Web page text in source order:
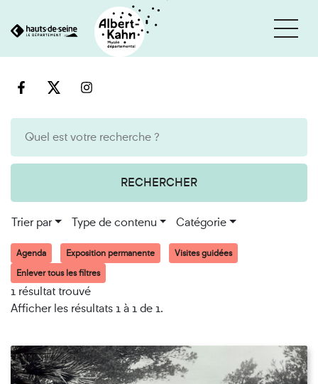
au
RECHERCHER
Trier par Type de contenu Catégorie
Agenda Exposition permanente
Visites guidées
Enlever tous les filtres
1 résultat trouvé
Afficher les résultats 1 à 1 de 1.
Cookies et traceurs utilisés sur ce site